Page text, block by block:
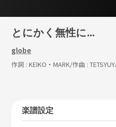
とにかく無性に…
globe
作詞 : KEIKO・MARK/作曲 :
楽譜設定